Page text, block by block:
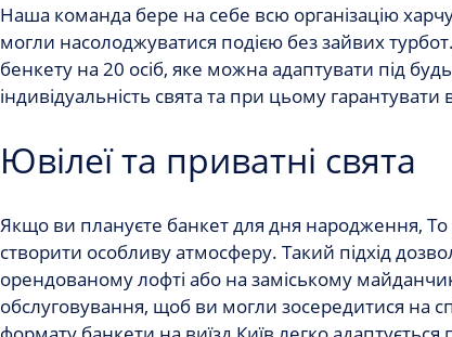
Наша команда бере на себе всю організацію
могли насолоджуватися подією без зайвих
бенкету на 20 осіб, яке можна адаптувати під
індивідуальність свята та при цьому
Ювілеї та приватні свята
Якщо ви плануєте банкет для дня народження,
створити особливу атмосферу. Такий підхід
орендованому лофті або на заміському
обслуговування, щоб ви могли зосередитися на